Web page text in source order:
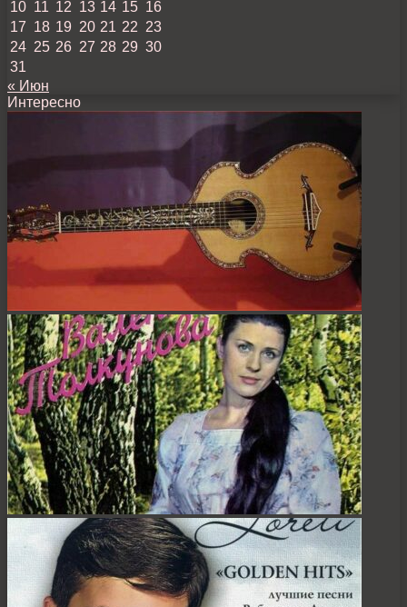
10 11 12 13 14 15 16
17 18 19 20 21 22 23
24 25 26 27 28 29 30
31
« Июн
Интересно